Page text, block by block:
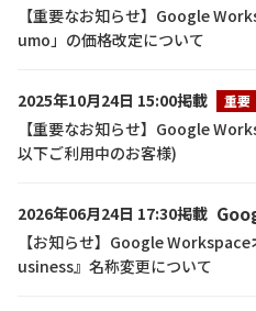
【重要なお知らせ】Google
umo」の価格改定について
2025年10月24日 15:00掲載 重要
【重要なお知らせ】Google
以下ご利用中のお客様)
2026年06月24日 17:30掲載
【お知らせ】Google
usiness』名称変更について